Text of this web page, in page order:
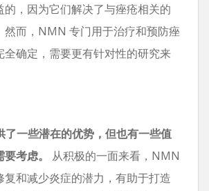
的，因为它们解决了与痤疮相关的
然而，NMN 专门用于治疗和预防痤
全确定，需要更有针对性的研究来
一些潜在的优势，但也有一些值
考虑。
从积极的一面来看，NMN
复和减少炎症的潜力，有助于打造